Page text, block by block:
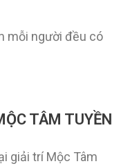
mỗi người đều có
TÂM TUYỀN
giải trí Mộc Tâm